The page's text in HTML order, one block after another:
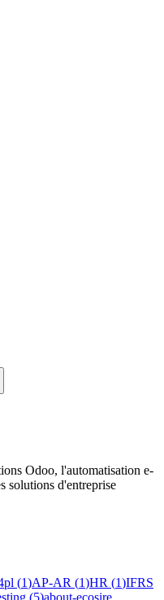
Odoo, l'automatisation e-
solutions d'entreprise
(1)AP-AR (1)HR (1)IFRS
(5)about-ecosire